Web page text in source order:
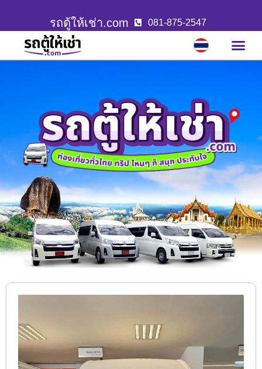
รถตู้ให้เช่า.com 081-875-2547